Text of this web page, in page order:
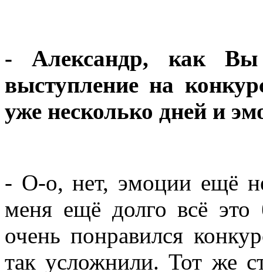
- Александр, как Вы
выступление на
уже несколько дней и
- О-о, нет, эмоции ещё
меня ещё долго всё это
очень понравился
так усложнили. Тот же